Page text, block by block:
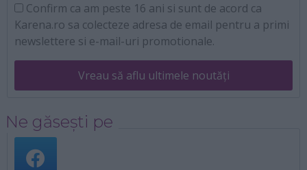
Confirm ca am peste 16 ani si sunt de acord ca
Karena.ro sa colecteze adresa de email pentru a primi
newslettere si e-mail-uri promotionale.
Vreau să aflu ultimele noutăți
Ne găsești pe